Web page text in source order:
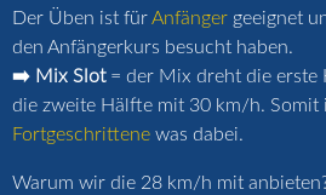
Der Üben ist fürAnfänger geeignet
den Anfängerkurs besucht haben.
➡️ Mix Slot= der Mix dreht die erste
die zweite Hälfte mit 30 km/h. Somit
Fortgeschrittene was dabei.
Warum wir die 28 km/h mit